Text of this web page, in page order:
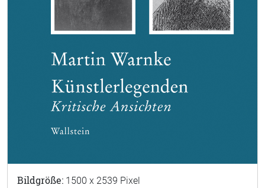
Bildgröße: 1500 x 2539 Pixel